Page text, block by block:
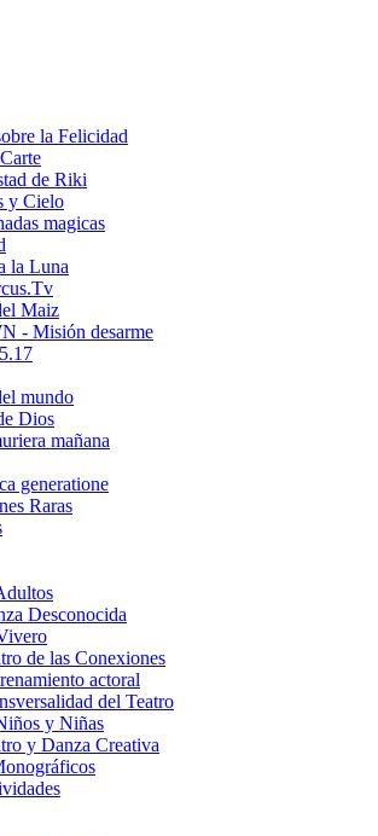
la Felicidad
de Riki
y Cielo
magicas
la Luna
Maiz
- Misión desarme
mundo
Dios
mañana
generatione
Raras
Desconocida
de las Conexiones
actoral
del Teatro
y Niñas
y Danza Creativa